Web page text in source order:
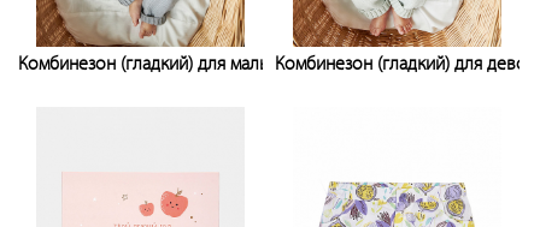
Комбинезон (гладкий) для мальчикаКомбинезон (гладкий) для